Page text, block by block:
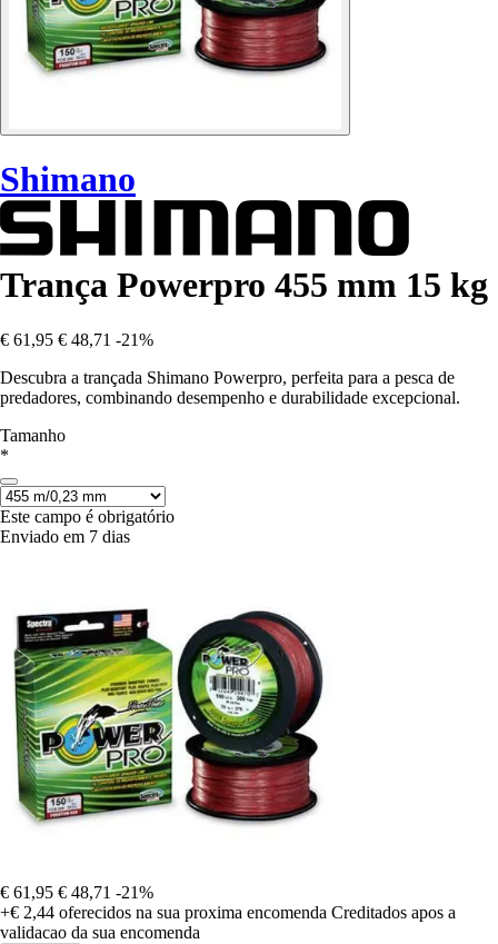
Shimano
Trança Powerpro 455 mm 15 kg
€ 61,95 € 48,71 -21%
Descubra a trançada Shimano Powerpro, perfeita para a pesca de
predadores, combinando desempenho e durabilidade excepcional.
Tamanho
*
Este campo é obrigatório
Enviado em 7 dias
€ 61,95 € 48,71 -21%
+€ 2,44 oferecidos na sua proxima encomenda Creditados apos a
validacao da sua encomenda